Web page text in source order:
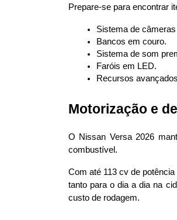
Prepare-se para encontrar
Sistema de
Bancos em couro.
Sistema de som
Faróis em LED.
Recursos
Motorização e
O Nissan Versa 2026
combustível.
Com até 113 cv de
tanto para o dia a dia na
custo de rodagem.